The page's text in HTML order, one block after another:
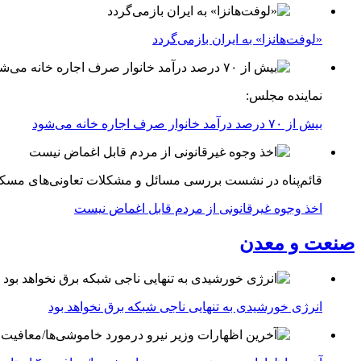
«لوفت‌هانزا» به ایران بازمی‌گردد
نماینده مجلس:
بیش از ۷۰ درصد درآمد خانوار صرف اجاره خانه می‌شود
قائم‌پناه در نشست بررسی مسائل و مشکلات تعاونی‌های
اخذ وجوه غیرقانونی از مردم قابل اغماض نیست
صنعت و معدن
انرژی خورشیدی به تنهایی ناجی شبکه برق نخواهد بود